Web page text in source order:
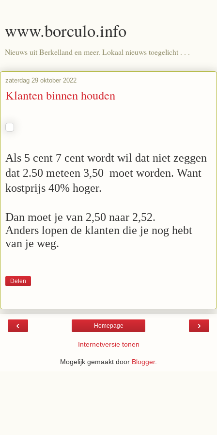
www.borculo.info
Nieuws uit Berkelland en meer. Lokaal nieuws toegelicht . . .
zaterdag 29 oktober 2022
Klanten binnen houden
Als 5 cent 7 cent wordt wil dat niet zeggen
dat 2.50 meteen 3,50 moet worden. Want
kostprijs 40% hoger.
Dan moet je van 2,50 naar 2,52.
Anders lopen de klanten die je nog hebt
van je weg.
Delen
‹ ›
Homepage
Internetversie tonen
Mogelijk gemaakt door Blogger.